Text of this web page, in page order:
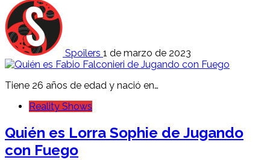
Spoilers 1 de marzo de 2023
Tiene 26 años de edad y nació en…
Reality Shows
Quién es Lorra Sophie de Jugando
con Fuego